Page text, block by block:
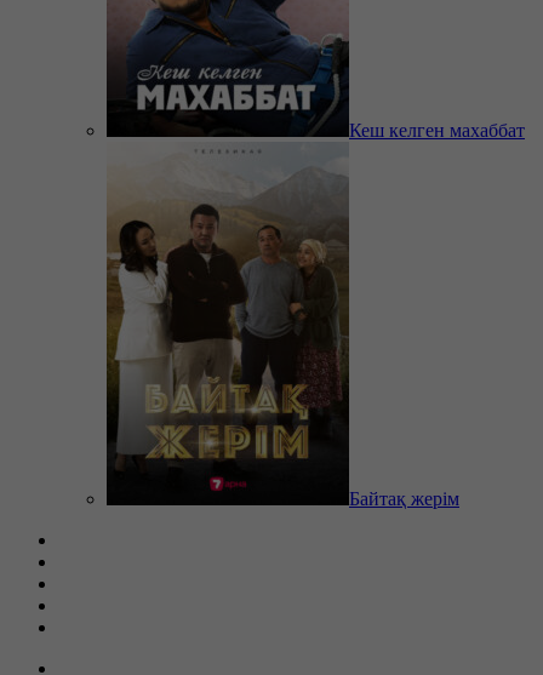
Кеш келген махаббат
Байтақ жерім